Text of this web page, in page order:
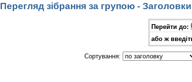
Перегляд зібрання за групою - Заголовки
Перейти до:
або ж
Сортування: